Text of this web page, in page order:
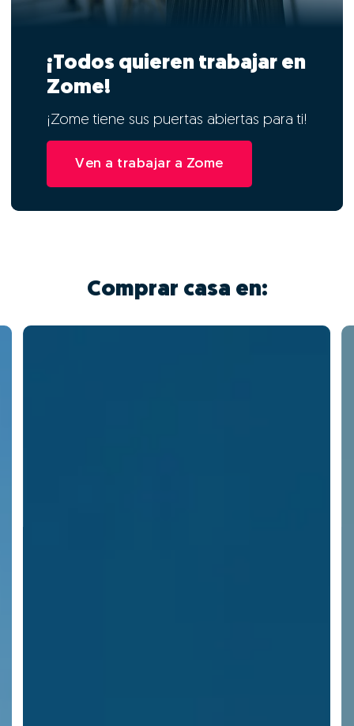
¡Todos quieren trabajar en
Zome!
¡Zome tiene sus puertas abiertas para ti!
Ven a trabajar a Zome
Comprar casa en: